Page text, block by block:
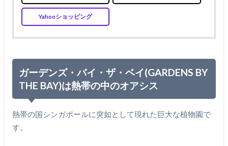
Yahooショッピング
ガーデンズ・バイ・ザ・ベイ(GARDENS BY
THE BAY)は熱帯の中のオアシス
熱帯の国シンガポールに突如として現れた巨大な植物園で
す。